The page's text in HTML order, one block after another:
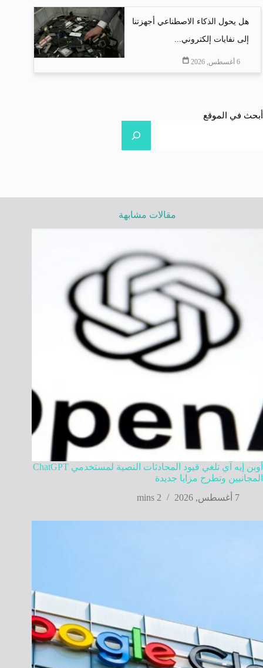
هل يحول الذكاء الاصطناعي أجهزتنا
إلى نفايات إلكتروني...
6 أغسطس, 2026
أبحث في الموقع
مقالات مشابهة
أوبن إيه آي تلغي قيود المحادثات النصية لمستخدمي ChatGPT
المجانيين وتطرح مزايا جديدة
7 أغسطس, 2026
2 mins